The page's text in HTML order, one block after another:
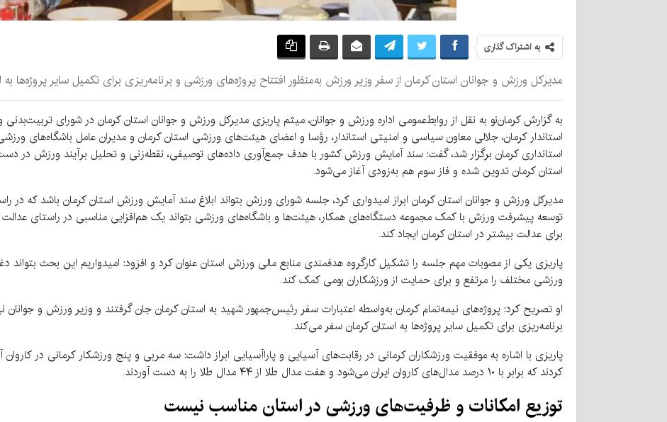
به اشتراک گذاری
مدیرکل ورزش و جوانان استان کرمان از سفر وزیر ورزش به‌منظور افتتاح پروژه‌های ورزشی و برنامه‌ریزی برای تکمیل سایر پروژه‌ها به
به گزارش کرمان‌نو به نقل از روابط‌عمومی اداره ورزش و جوانان، میثم پاریزی مدیرکل ورزش و جوانان استان کرمان در شورای
استاندار کرمان، جلالی معاون سیاسی و امنیتی استاندار، رؤسا و اعضای هیئت‌های ورزشی استان کرمان و مدیران عامل باشگاه‌های
استانداری کرمان برگزار شد، گفت: سند آمایش ورزش کشور با هدف جمع‌آوری داده‌های توصیفی، نقطه‌زنی و تحلیل برآیند ورزش در
استان کرمان تدوین شده و فاز سوم هم به‌زودی آغاز می‌شود.
مدیرکل ورزش و جوانان استان کرمان ابراز امیدواری کرد، جلسه شورای ورزش بتواند ابلاغ سند آمایش ورزش استان کرمان باشد که
توسعه پیشرفت ورزش با کمک مجموعه دستگاه‌های همکار، هیئت‌ها و باشگاه‌های ورزشی بتواند یک هم‌افزایی مناسبی در راستای
برای عدالت بیشتر در استان کرمان ایجاد کند.
پاریزی یکی از مصوبات مهم جلسه را تشکیل کارگروه هدفمندی منابع مالی ورزش استان عنوان کرد و افزود: امیدواریم این بحث بتواند
ورزشی مختلف را مرتفع و برای حمایت از ورزشکاران بومی کمک کند.
او تصریح کرد: پروژه‌های نیمه‌تمام کرمان به‌واسطه اعتبارات سفر رئیس‌جمهور شهید به استان کرمان جان گرفتند و وزیر ورزش و جوانان
برنامه‌ریزی برای تکمیل سایر پروژه‌ها به استان کرمان سفر می‌کند.
کردند که برابر با ۱۰ درصد مدال‌های کاروان ایران می‌شود و هفت مدال طلا از ۴۴ مدال طلا را به دست آوردند.
توزیع امکانات و ظرفیت‌های ورزشی در استان مناسب نیست